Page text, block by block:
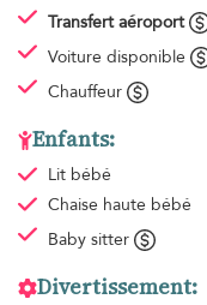
Transfert aéroport
Voiture disponible
Chauffeur
Enfants:
Lit bébé
Chaise haute bébé
Baby sitter
Divertissement: